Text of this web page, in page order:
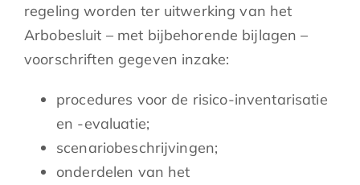
regeling worden ter uitwerking van het
Arbobesluit – met bijbehorende bijlagen –
voorschriften gegeven inzake:
procedures voor de risico-inventarisatie
en -evaluatie;
scenariobeschrijvingen;
onderdelen van het